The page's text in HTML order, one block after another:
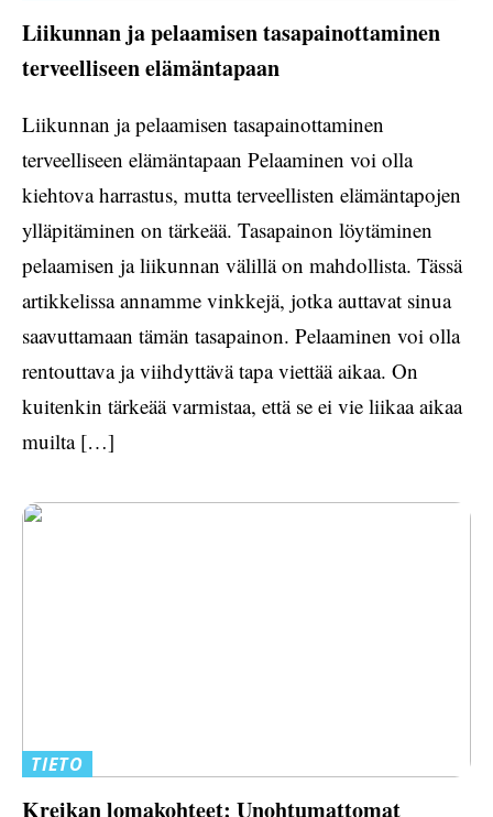
Liikunnan ja pelaamisen tasapainottaminen
terveelliseen elämäntapaan
Liikunnan ja pelaamisen tasapainottaminen
terveelliseen elämäntapaan Pelaaminen voi olla
kiehtova harrastus, mutta terveellisten elämäntapojen
ylläpitäminen on tärkeää. Tasapainon löytäminen
pelaamisen ja liikunnan välillä on mahdollista. Tässä
artikkelissa annamme vinkkejä, jotka auttavat sinua
saavuttamaan tämän tasapainon. Pelaaminen voi olla
rentouttava ja viihdyttävä tapa viettää aikaa. On
kuitenkin tärkeää varmistaa, että se ei vie liikaa aikaa
muilta […]
TIETO
Kreikan lomakohteet: Unohtumattomat